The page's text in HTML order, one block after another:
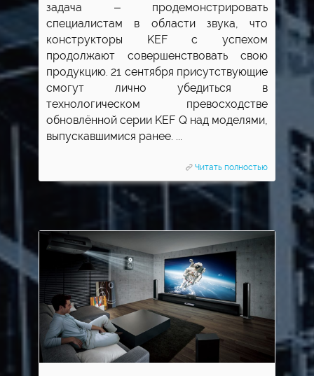
задача – продемонстрировать
специалистам в области звука, что
конструкторы KEF с успехом
продолжают совершенствовать свою
продукцию. 21 сентября присутствующие
смогут лично убедиться в
технологическом превосходстве
обновлённой серии KEF Q над моделями,
выпускавшимися ранее. ...
Читать полностью